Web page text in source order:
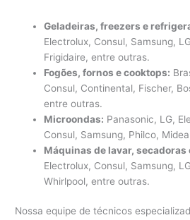
Geladeiras, freezers e
Electrolux, Consul, Samsung,
Frigidaire, entre outras.
Fogões, fornos e cooktops:
Consul, Continental, Fischer,
entre outras.
Microondas: Panasonic, LG,
Consul, Samsung, Philco,
Máquinas de lavar, secadoras
Electrolux, Consul, Samsung,
Whirlpool, entre outras.
Nossa equipe de técnicos